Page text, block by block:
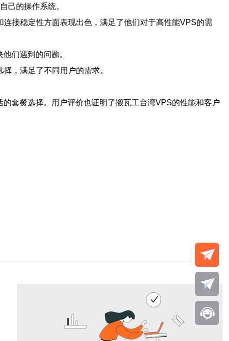
己的操作系统。
接稳定性方面表现出色，满足了他们对于高性能VPS的需
们遇到的问题。
，满足了不同用户的需求。
套餐选择。用户评价也证明了搬瓦工台湾VPS的性能和客户